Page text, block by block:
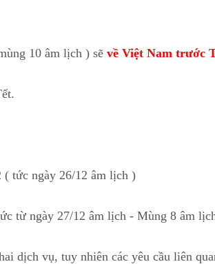
10 âm lịch ) sẽ về Việt Nam trước
( tức ngày 26/12 âm lịch )
từ ngày 27/12 âm lịch - Mùng 8 âm
dịch vụ, tuy nhiên các yêu cầu liên